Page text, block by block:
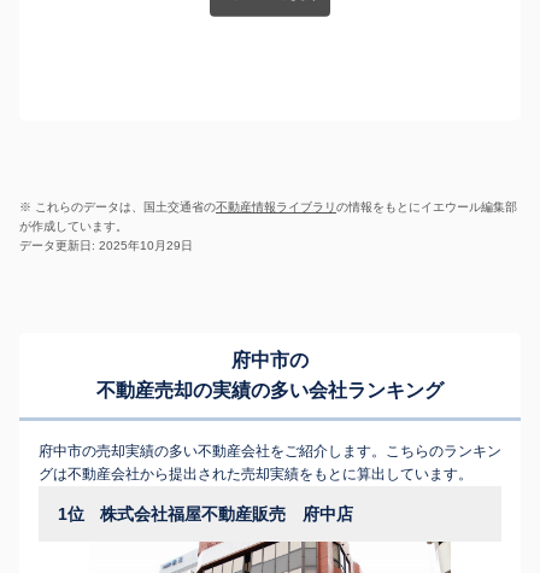
※ これらのデータは、国土交通省の不動産情報ライブラリの情報をもとにイエウール編集部
が作成しています。
データ更新日: 2025年10月29日
府中市の
不動産売却の実績の多い会社ランキング
府中市の売却実績の多い不動産会社をご紹介します。こちらのランキン
グは不動産会社から提出された売却実績をもとに算出しています。
1位 株式会社福屋不動産販売 府中店